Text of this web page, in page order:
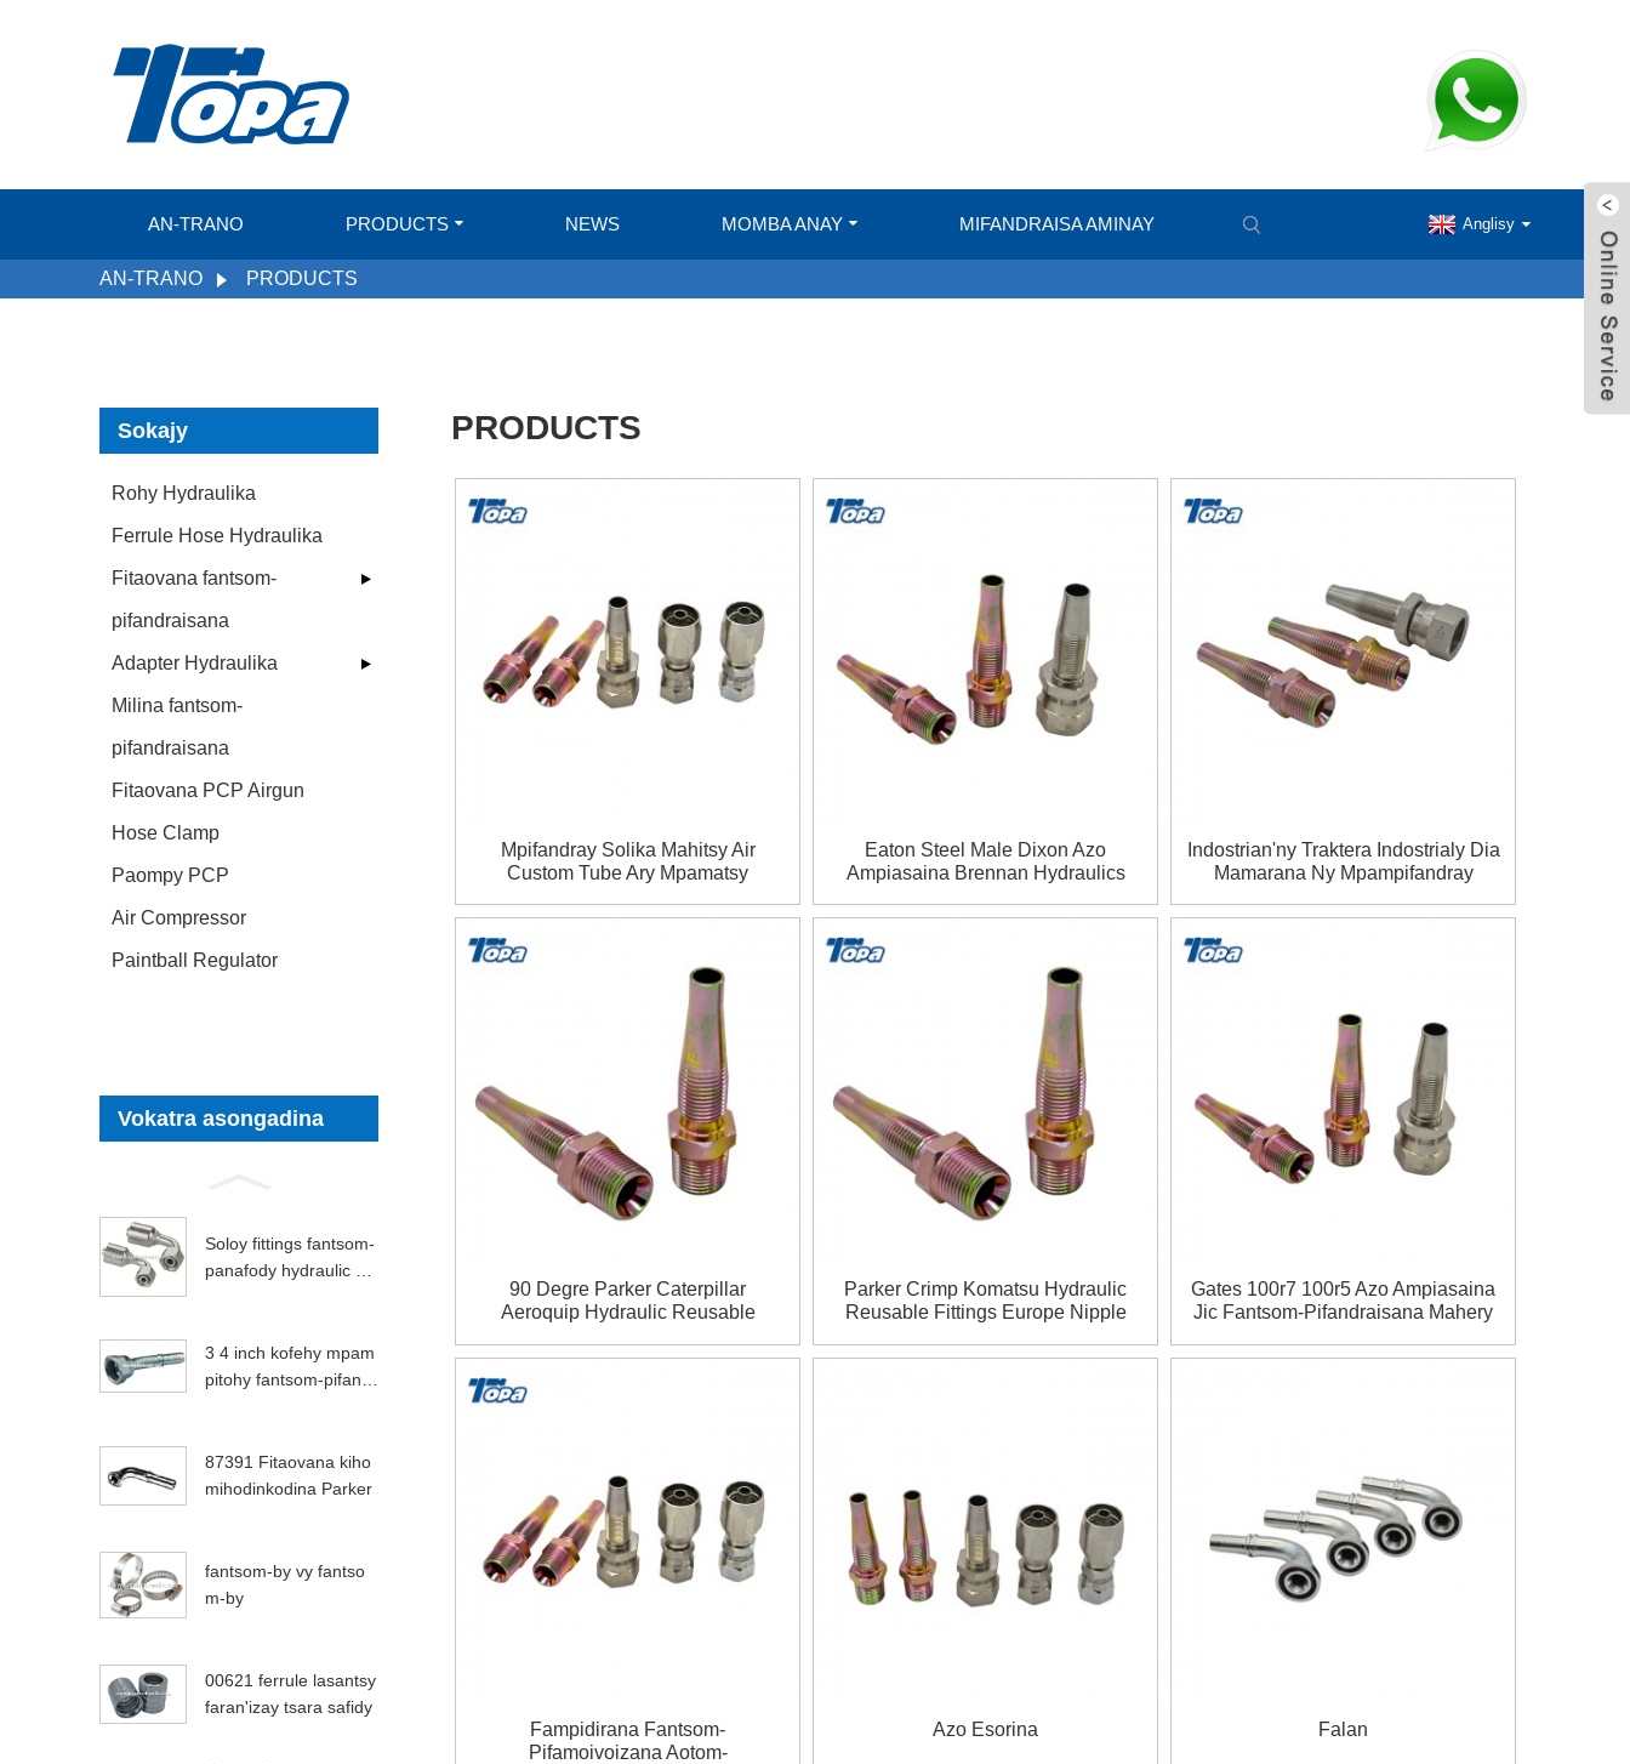
AN-TRANO PRODUCTS NEWS MOMBA ANAY MIFANDRAISA AMINAY Anglisy
AN-TRANO PRODUCTS
Sokajy
Rohy Hydraulika
Ferrule Hose Hydraulika
Fitaovana fantsom-
pifandraisana
Adapter Hydraulika
Milina fantsom-
pifandraisana
Fitaovana PCP Airgun
Hose Clamp
Paompy PCP
Air Compressor
Paintball Regulator
Vokatra asongadina
Soloy fittings fantsom-
panafody hydraulic m
3 4 inch kofehy mpam
pitohy fantsom-pifandr
87391 Fitaovana kiho
mihodinkodina Parker
fantsom-by vy fantso
m-by
00621 ferrule lasantsy
faran'izay tsara safidy
PRODUCTS
Mpifandray Solika Mahitsy Air
Custom Tube Ary Mpamatsy
Ampiasaina
Eaton Steel Male Dixon Azo
Ampiasaina Brennan Hydraulics
Indostrian'ny Traktera Indostrialy Dia
Mamarana Ny Mpampifandray
90 Degre Parker Caterpillar
Aeroquip Hydraulic Reusable
Parker Crimp Komatsu Hydraulic
Reusable Fittings Europe Nipple
Tractors
Gates 100r7 100r5 Azo Ampiasaina
Jic Fantsom-Pifandraisana Mahery
Fampidirana Fantsom-
Pifamoivoizana Aotom-
Azo Esorina Falan